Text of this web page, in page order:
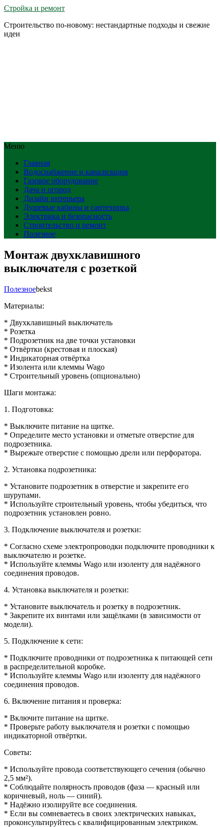
Стройка и ремонт
Строительство по-новому: нестандартные подходы и свежие
идеи
Меню
Главная
Водоснабжение и канализация
Газовое оборудование
Дача и огород
Дизайн интерьера
Душевые кабины и сантехника
Электрика и безопасность
Строительство и ремонт
Полезное
Монтаж двухклавишного
выключателя с розеткой
Полезноеbekst
Материалы:
* Двухклавишный выключатель
* Розетка
* Подрозетник на две точки установки
* Отвёртки (крестовая и плоская)
* Индикаторная отвёртка
* Изолента или клеммы Wago
* Строительный уровень (опционально)
Шаги монтажа:
1. Подготовка:
* Выключите питание на щитке.
* Определите место установки и отметьте отверстие для
подрозетника.
* Вырежьте отверстие с помощью дрели или перфоратора.
2. Установка подрозетника:
* Установите подрозетник в отверстие и закрепите его
шурупами.
* Используйте строительный уровень, чтобы убедиться, что
подрозетник установлен ровно.
3. Подключение выключателя и розетки:
* Согласно схеме электропроводки подключите проводники к
выключателю и розетке.
* Используйте клеммы Wago или изоленту для надёжного
соединения проводов.
4. Установка выключателя и розетки:
* Установите выключатель и розетку в подрозетник.
* Закрепите их винтами или защёлками (в зависимости от
модели).
5. Подключение к сети:
* Подключите проводники от подрозетника к питающей сети
в распределительной коробке.
* Используйте клеммы Wago или изоленту для надёжного
соединения проводов.
6. Включение питания и проверка:
* Включите питание на щитке.
* Проверьте работу выключателя и розетки с помощью
индикаторной отвёртки.
Советы:
* Используйте провода соответствующего сечения (обычно
2,5 мм²).
* Соблюдайте полярность проводов (фаза — красный или
коричневый, ноль — синий).
* Надёжно изолируйте все соединения.
* Если вы сомневаетесь в своих электрических навыках,
проконсультируйтесь с квалифицированным электриком.